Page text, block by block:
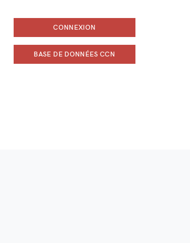
CONNEXION
BASE DE DONNÉES CCN